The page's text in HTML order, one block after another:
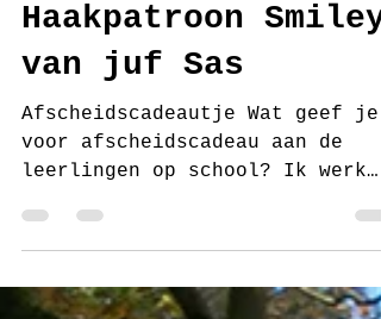
juf Sas
13 dec 2025
4 minuten om te lezen
Haakpatroon Smiley
van juf Sas
Afscheidscadeautje Wat geef je
voor afscheidscadeau aan de
tot aan de kerstvakantie en dan